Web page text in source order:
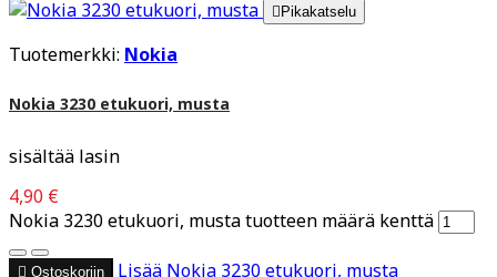
 Pikakatselu
Tuotemerkki: Nokia
Nokia 3230 etukuori, musta
sisältää lasin
4,90 €
Nokia 3230 etukuori, musta tuotteen määrä kenttä
 Ostoskoriin Lisää Nokia 3230 etukuori, musta